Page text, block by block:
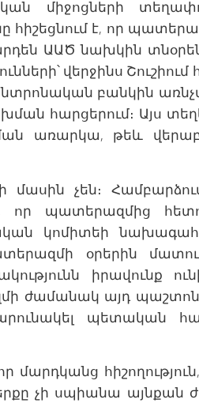
միջոցների
հիշեցնում է, որ
ԱԱԾ նախկին
վերջինս Շուշիում
բանկին
հարցերում։ Այս
առարկա, թեև
չեն։
որ պատերազմից
կոմիտեի նախագահ
օրերին
իրավունք
այդ
պետական
մարդկանց
չի սպիանա այնքան